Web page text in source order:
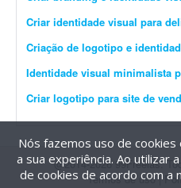
Criação de logotipo e
@2014-2026 99Freelas.
Termos de uso|
Nós fazemos uso de
a sua experiência. Ao utilizar
de cookies de acordo com a